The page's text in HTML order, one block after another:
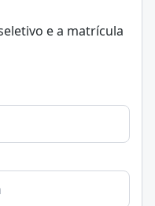
e a matrícula